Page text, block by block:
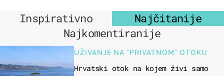
Inspirativno
Najčitanije
Najkomentiranije
UŽIVANJE NA "PRIVATNOM" OTOKU
Hrvatski otok na kojem živi samo